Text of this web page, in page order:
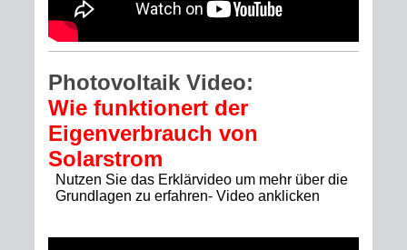
Photovoltaik Video:
Wie funktionert der
Eigenverbrauch von
Solarstrom
Nutzen Sie das Erklärvideo um mehr über die
Grundlagen zu erfahren- Video anklicken